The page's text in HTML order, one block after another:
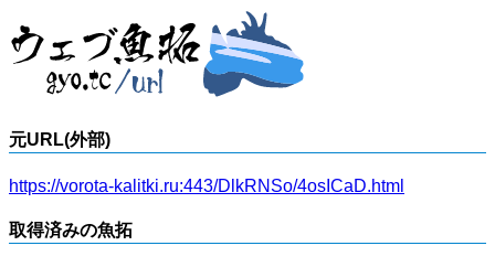
元URL(外部)
https://vorota-kalitki.ru:443/DlkRNSo/4osICaD.html
取得済みの魚拓